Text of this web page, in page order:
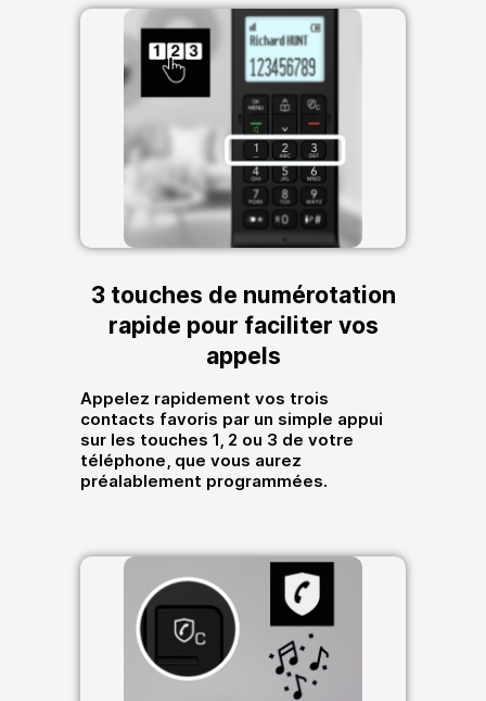
3 touches de numérotation
rapide pour faciliter vos
appels
Appelez rapidement vos trois
contacts favoris par un simple appui
sur les touches 1, 2 ou 3 de votre
téléphone, que vous aurez
préalablement programmées.